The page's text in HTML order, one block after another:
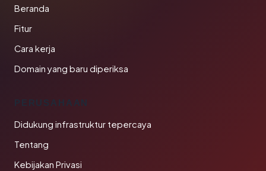
Beranda
Fitur
Cara kerja
Domain yang baru diperiksa
PERUSAHAAN
Didukung infrastruktur tepercaya
Tentang
Kebijakan Privasi